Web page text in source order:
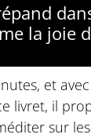
la joie
et
livret, il
sur